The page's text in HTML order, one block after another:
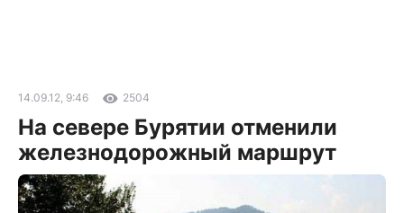
14.09.12, 9:46 2504
На севере Бурятии отменили
железнодорожный маршрут